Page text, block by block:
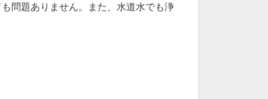
問題ありません。また、水道水でも浄